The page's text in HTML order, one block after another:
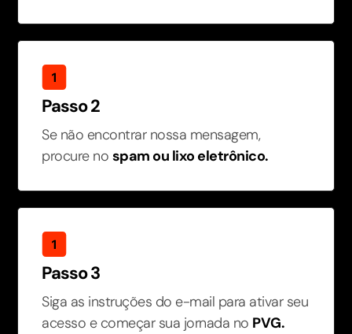
Passo 2
Se não encontrar nossa mensagem,
procure no spam ou lixo eletrônico.
Passo 3
Siga as instruções do e-mail para ativar seu
acesso e começar sua jornada no PVG.